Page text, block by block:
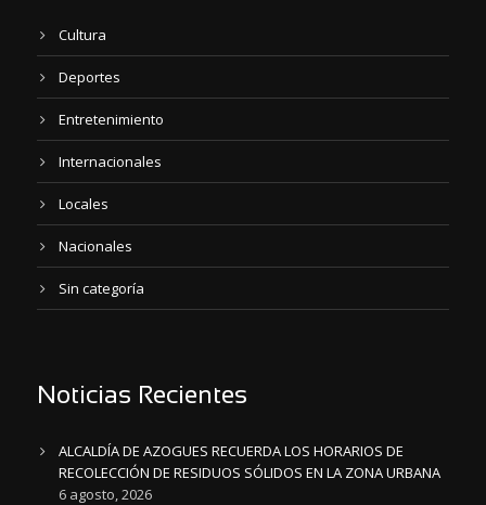
Cultura
Deportes
Entretenimiento
Internacionales
Locales
Nacionales
Sin categoría
Noticias Recientes
ALCALDÍA DE AZOGUES RECUERDA LOS HORARIOS DE
RECOLECCIÓN DE RESIDUOS SÓLIDOS EN LA ZONA URBANA
6 agosto, 2026